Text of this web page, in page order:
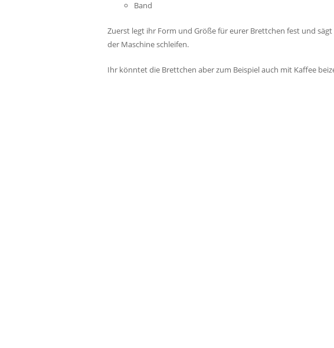
Band
Zuerst legt ihr Form und Größe für eurer Brettchen fest und
der Maschine schleifen.
Ihr könntet die Brettchen aber zum Beispiel auch mit Kaffee